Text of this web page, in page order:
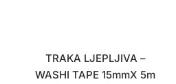
TRAKA LJEPLJIVA –
WASHI TAPE 15mmX 5m